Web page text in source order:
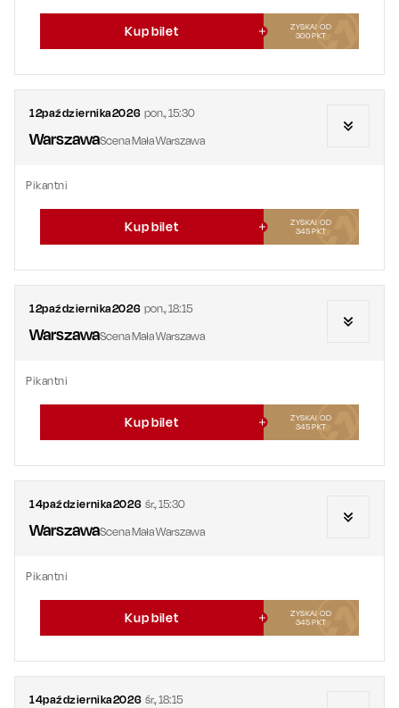
Kup bilet
ZYSKAJ OD
300PKT
12października2026 pon.,15:30
WarszawaScena Mała Warszawa
Pikantni
Kup bilet
ZYSKAJ OD
345PKT
12października2026 pon.,18:15
WarszawaScena Mała Warszawa
Pikantni
Kup bilet
ZYSKAJ OD
345PKT
14października2026 śr.,15:30
WarszawaScena Mała Warszawa
Pikantni
Kup bilet
ZYSKAJ OD
345PKT
14października2026 śr.,18:15